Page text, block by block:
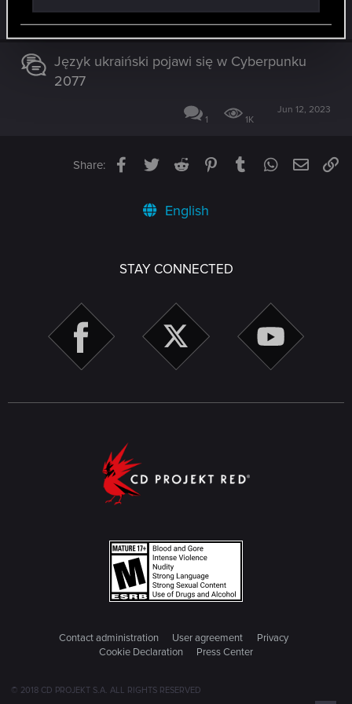
27 7K
Apr 17, 2024
Język ukraiński pojawi się w Cyberpunku
2077
1 1K
Jun 12, 2023
Share: Facebook
TwitterReddit PinterestTumblrWhatsApp
Email
English
STAY CONNECTED
Contact administration User agreement
Privacy
Cookie Declaration
Press Center
© 2018 CD PROJEKT S.A. ALL RIGHTS RESERVED